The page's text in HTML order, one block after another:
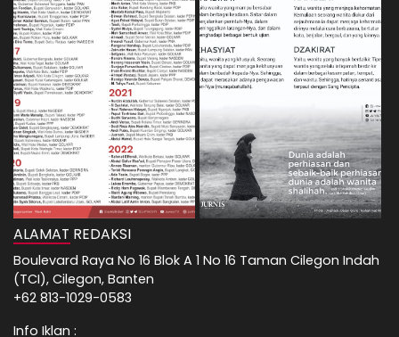
ALAMAT REDAKSI
Boulevard Raya No 16 Blok A 1 No 16 Taman Cilegon Indah
(TCI), Cilegon, Banten
+62 813-1029-0583
Info Iklan :